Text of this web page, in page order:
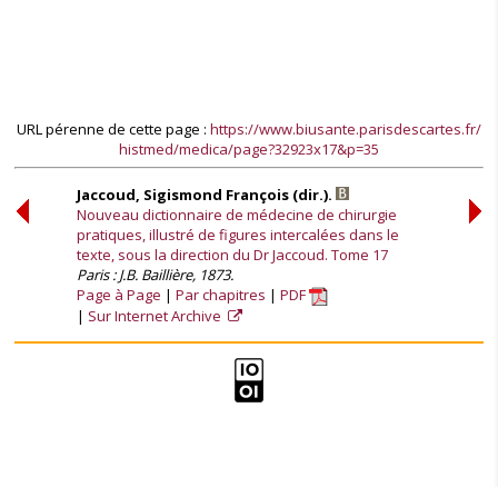
URL pérenne de cette page : https://www.biusante.parisdescartes.fr/
histmed/medica/page?32923x17&p=35
Jaccoud, Sigismond François (dir.).
Nouveau dictionnaire de médecine de chirurgie
pratiques, illustré de figures intercalées dans le
texte, sous la direction du Dr Jaccoud. Tome 17
Paris : J.B. Baillière, 1873.
Page à Page
Par chapitres
PDF
Sur Internet Archive